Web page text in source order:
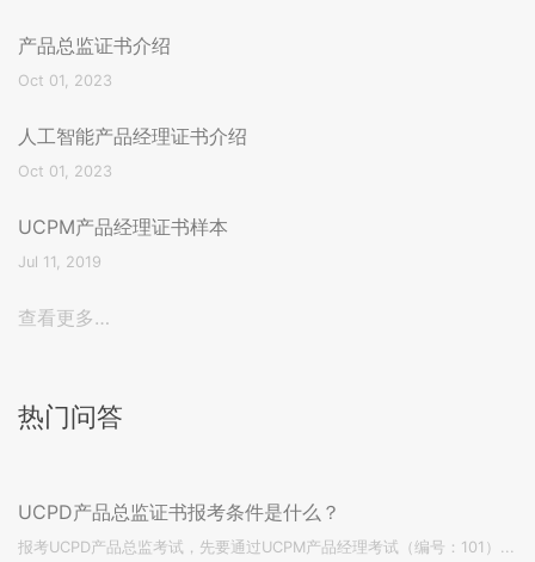
产品总监证书介绍
Oct 01, 2023
人工智能产品经理证书介绍
Oct 01, 2023
UCPM产品经理证书样本
Jul 11, 2019
查看更多…
热门问答
UCPD产品总监证书报考条件是什么？
报考UCPD产品总监考试，先要通过UCPM产品经理考试（编号：101）...